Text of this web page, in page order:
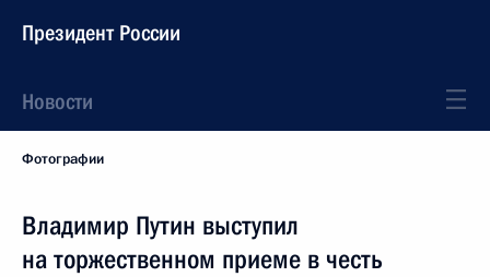
Президент России
Новости
Фотографии
Владимир Путин выступил
на торжественном приеме в честь